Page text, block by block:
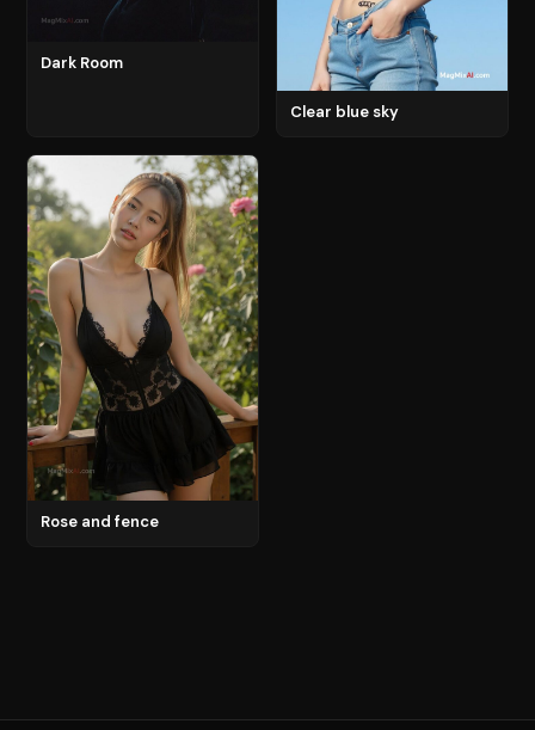
Dark Room
Clear blue sky
Rose and fence